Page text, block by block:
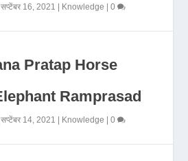
|सप्टेंबर 16, 2021 Knowledge |0
Pratap Horse
Ramprasad
|सप्टेंबर 14, 2021 Knowledge |0